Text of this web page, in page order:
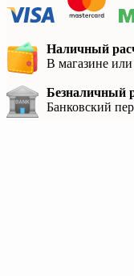
Наличный
В магазине или
Безналичный
Банковский